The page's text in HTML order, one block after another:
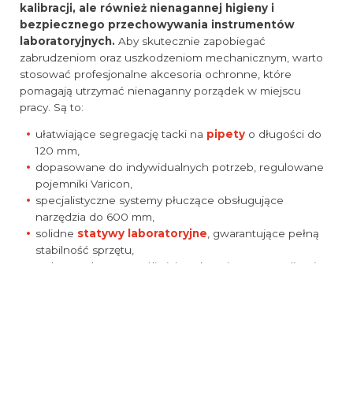
kalibracji, ale również nienagannej higieny i
bezpiecznego przechowywania instrumentów
laboratoryjnych. Aby skutecznie zapobiegać
zabrudzeniom oraz uszkodzeniom mechanicznym, warto
stosować profesjonalne akcesoria ochronne, które
pomagają utrzymać nienaganny porządek w miejscu
pracy. Są to:
ułatwiające segregację tacki na pipety o długości do
120 mm,
dopasowane do indywidualnych potrzeb, regulowane
pojemniki Varicon,
specjalistyczne systemy płuczące obsługujące
narzędzia do 600 mm,
solidne statywy laboratoryjne, gwarantujące pełną
stabilność sprzętu,
stalowe tubusy, umożliwiające bezpieczną sterylizację